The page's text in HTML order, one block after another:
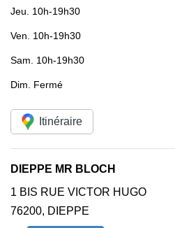
Jeu. 10h-19h30
Ven. 10h-19h30
Sam. 10h-19h30
Dim. Fermé
Itinéraire
DIEPPE MR BLOCH
1 BIS RUE VICTOR HUGO
76200, DIEPPE